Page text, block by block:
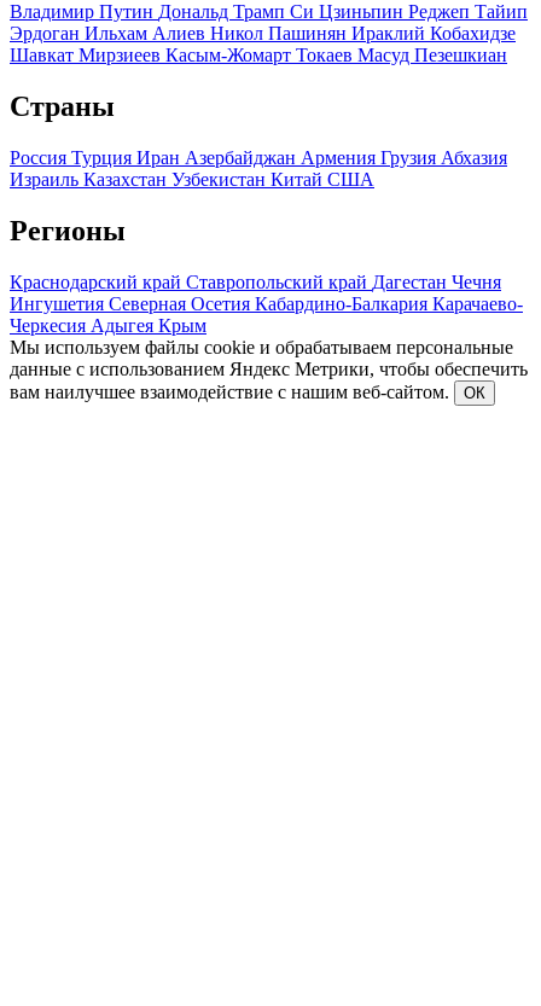
Владимир Путин Дональд Трамп Си Цзиньпин Реджеп Тайип
Эрдоган Ильхам Алиев Никол Пашинян Ираклий Кобахидзе
Шавкат Мирзиеев Касым-Жомарт Токаев Масуд Пезешкиан
Страны
Россия Турция Иран Азербайджан Армения Грузия Абхазия
Израиль Казахстан Узбекистан Китай США
Регионы
Краснодарский край Ставропольский край Дагестан Чечня
Ингушетия Северная Осетия Кабардино-Балкария Карачаево-
Черкесия Адыгея Крым
Мы используем файлы cookie и обрабатываем персональные
данные с использованием Яндекс Метрики, чтобы обеспечить
вам наилучшее взаимодействие с нашим веб-сайтом.
ОК